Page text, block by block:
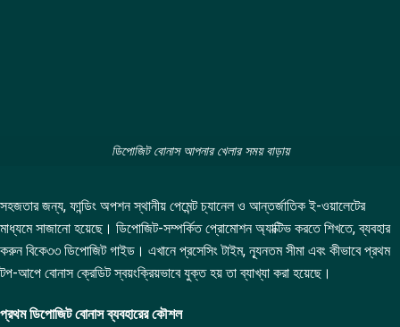
ডিপোজিট বোনাস আপনার খেলার সময় বাড়ায়
সহজতার জন্য, ফান্ডিং অপশন স্থানীয় পেমেন্ট চ্যানেল ও আন্তর্জাতিক ই-ওয়ালেটের
মাধ্যমে সাজানো হয়েছে। ডিপোজিট-সম্পর্কিত প্রোমোশন অ্যাক্টিভ করতে শিখতে, ব্যবহার
করুন বিকে৩৩ ডিপোজিট গাইড। এখানে প্রসেসিং টাইম, ন্যূনতম সীমা এবং কীভাবে প্রথম
টপ-আপে বোনাস ক্রেডিট স্বয়ংক্রিয়ভাবে যুক্ত হয় তা ব্যাখ্যা করা হয়েছে।
প্রথম ডিপোজিট বোনাস ব্যবহারের কৌশল